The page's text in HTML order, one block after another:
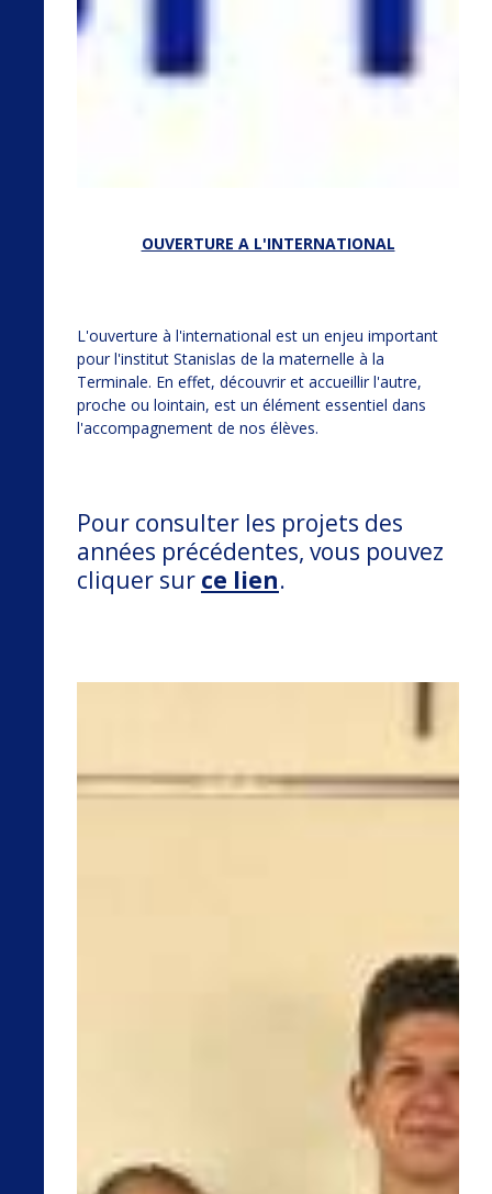
OUVERTURE A L'INTERNATIONAL
L'ouverture à l'international est un enjeu important
pour l'institut Stanislas de la maternelle à la
Terminale. En effet, découvrir et accueillir l'autre,
proche ou lointain, est un élément essentiel dans
l'accompagnement de nos élèves.
Pour consulter les projets des
années précédentes, vous pouvez
cliquer sur ce lien.